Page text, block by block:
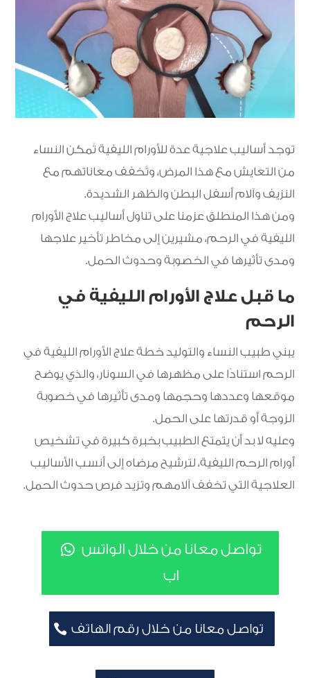
توجد أساليب علاجية عدة للأورام الليفية تُمكن النساء
من التعايش مع هذا المرض، وتُخفف معاناتهم مع
النزيف وآلام أسفل البطن والظهر الشديدة.
ومن هذا المنطلق عزمنا على تناول أساليب علاج الأورام
الليفية في الرحم، مشيرين إلى مخاطر تأخير علاجها
ومدى تأثيرها في الخصوبة وحدوث الحمل.
ما قبل علاج الأورام الليفية في
الرحم
يبني طبيب النساء والتوليد خطة علاج الأورام الليفية في
الرحم استنادًا على مظهرها في السونار، والذي يوضح
موقعها وعددها وحجمها ومدى تأثيرها في خصوبة
الزوجة أو قدرتها على الحمل.
وعليه لا بد أن يتمتع الطبيب بخبرة كبيرة في تشخيص
أورام الرحم الليفية، لترشيح مرضاه إلى أنسب الأساليب
العلاجية التي تخفف آلامهم وتزيد فرص حدوث الحمل.
تواصل معانا من خلال الواتس
اب
تواصل معانا من خلال رقم الهاتف